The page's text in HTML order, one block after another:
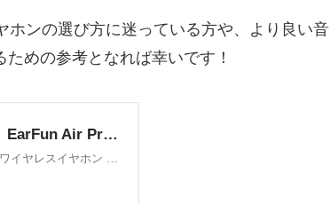
ンの選び方に迷っている方や、より良い音
めの参考となれば幸いです！